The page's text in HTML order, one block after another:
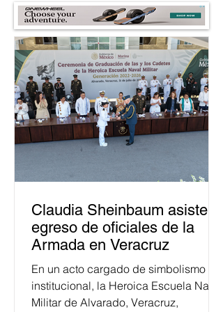
Claudia Sheinbaum asiste a
egreso de oficiales de la
Armada en Veracruz
En un acto cargado de simbolismo
institucional, la Heroica Escuela Naval
Militar de Alvarado, Veracruz,